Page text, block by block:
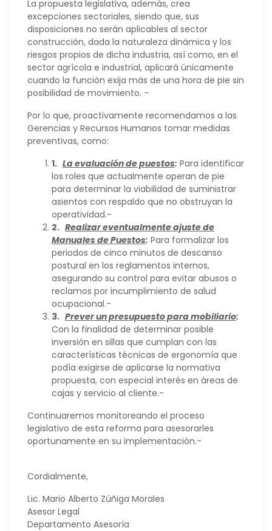
La propuesta legislativa, además, crea
excepciones sectoriales, siendo que, sus
disposiciones no serán aplicables al sector
construcción, dada la naturaleza dinámica y los
riesgos propios de dicha industria, así como, en el
sector agrícola e industrial, aplicará únicamente
cuando la función exija más de una hora de pie sin
posibilidad de movimiento. -
Por lo que, proactivamente recomendamos a las
Gerencias y Recursos Humanos tomar medidas
preventivas, como:
1. La evaluación de puestos: Para identificar
los roles que actualmente operan de pie
para determinar la viabilidad de suministrar
asientos con respaldo que no obstruyan la
operatividad.-
2. Realizar eventualmente ajuste de
Manuales de Puestos: Para formalizar los
periodos de cinco minutos de descanso
postural en los reglamentos internos,
asegurando su control para evitar abusos o
reclamos por incumplimiento de salud
ocupacional.-
3. Prever un presupuesto para mobiliario:
Con la finalidad de determinar posible
inversión en sillas que cumplan con las
características técnicas de ergonomía que
podía exigirse de aplicarse la normativa
propuesta, con especial interés en áreas de
cajas y servicio al cliente.-
Continuaremos monitoreando el proceso
legislativo de esta reforma para asesorarles
oportunamente en su implementación.-
Cordialmente,
Lic. Mario Alberto Zúñiga Morales
Asesor Legal
Departamento Asesoría